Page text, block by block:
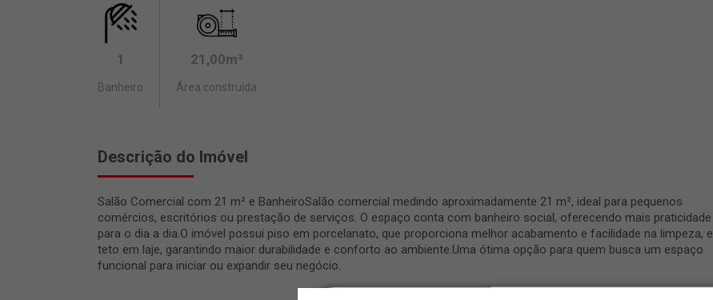
1
Banheiro
21,00m²
Área construída
Descrição do Imóvel
Salão Comercial com 21 m² e BanheiroSalão comercial medindo aproximadamente 21 m², ideal para pequenos
comércios, escritórios ou prestação de serviços. O espaço conta com banheiro social, oferecendo mais praticidade
para o dia a dia.O imóvel possui piso em porcelanato, que proporciona melhor acabamento e facilidade na limpeza, e
teto em laje, garantindo maior durabilidade e conforto ao ambiente.Uma ótima opção para quem busca um espaço
funcional para iniciar ou expandir seu negócio.